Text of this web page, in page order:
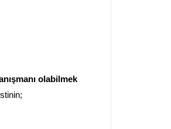
olabilmek